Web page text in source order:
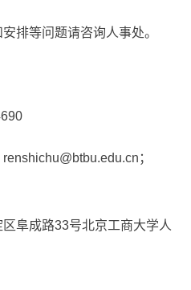
排等问题请咨询人事处。
；
阜成路33号北京工商大学人